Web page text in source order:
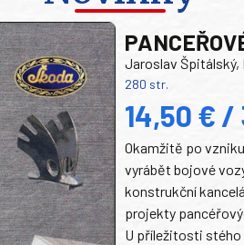
Jaroslav Špitálský,
280 str.
14,50 € /
Okamžitě po
vyrábět bojové
konstrukční
projekty
U příležitosti stého